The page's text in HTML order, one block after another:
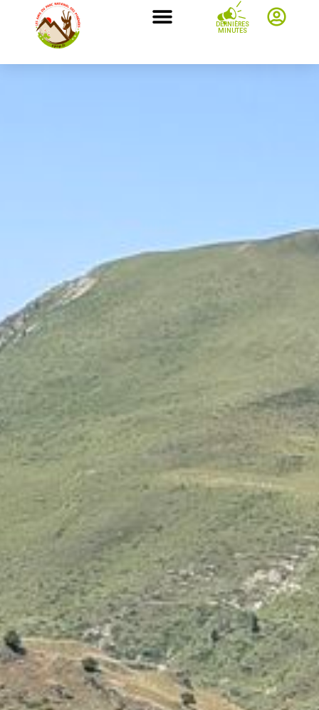
DERNIÈRES
MINUTES